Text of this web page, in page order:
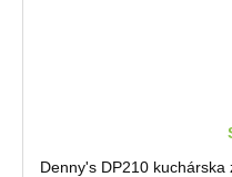
Denny's DP210